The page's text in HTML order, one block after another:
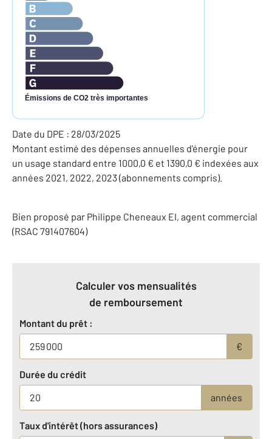
Émissions de CO2 très importantes
Date du DPE : 28/03/2025
Montant estimé des dépenses annuelles d'énergie pour
un usage standard entre 1000,0 € et 1390,0 € indexées aux
années 2021, 2022, 2023 (abonnements compris).
Bien proposé par Philippe Cheneaux EI, agent commercial
(RSAC 791407604)
Calculer vos mensualités
de remboursement
Montant du prêt :
€
Durée du crédit
années
Taux d'intérêt (hors assurances)